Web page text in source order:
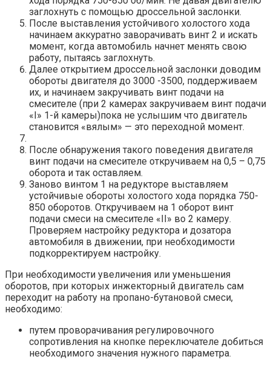
заглохнуть с помощью дроссельной заслонки.
После выставления устойчивого холостого хода
начинаем аккуратно заворачивать винт 2 и искать
момент, когда автомобиль начнет менять свою
работу, пытаясь заглохнуть.
Далее открытием дроссельной заслонки доводим
обороты двигателя до 3000 -3500, поддерживаем
их, и начинаем закручивать винт подачи на
смесителе (при 2 камерах закручиваем винт подачи
«I» 1-й камеры)пока не услышим что двигатель
становится «вялым» — это переходной момент.
После обнаружения такого поведения двигателя
винт подачи на смесителе откручиваем на 0,5 – 0,75
оборота и так оставляем.
Заново винтом 1 на редукторе выставляем
устойчивые обороты холостого хода порядка 750-
850 оборотов. Откручиваем на 1 оборот винт
подачи смеси на смесителе «II» во 2 камеру.
Проверяем настройку редуктора и дозатора
автомобиля в движении, при необходимости
подкорректируем настройку.
При необходимости увеличения или уменьшения
оборотов, при которых инжекторный двигатель сам
переходит на работу на пропано-бутановой смеси,
необходимо:
путем проворачивания регулировочного
сопротивления на кнопке переключателе добиться
необходимого значения нужного параметра.